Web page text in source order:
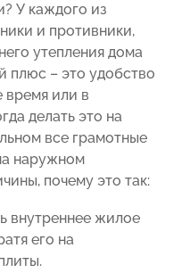
У каждого из
и противники,
утепления дома
плюс – это удобство
время или в
делать это на
все грамотные
наружном
почему это так:
внутреннее жилое
его на